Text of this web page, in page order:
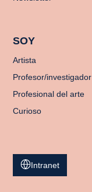
SOY
Artista
Profesor/investigador
Profesional del arte
Curioso
Intranet